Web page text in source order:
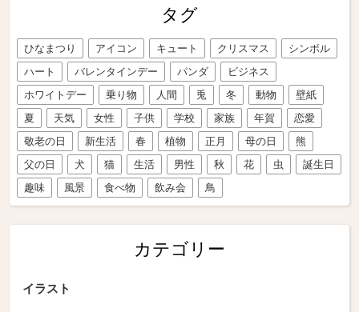
タグ
ひなまつり アイコン キュート クリスマス
シンボル
ハート
バレンタインデー パンダ
ビジネス
ホワイトデー
乗り物 人間 兎 冬 動物
壁紙
夏
天気 女性 子供 学校 家族 年賀
恋愛
敬老の日
新生活 春 植物 正月 母の日
熊
父の日
犬 猫 生活 男性 秋 花 虫
誕生日
趣味
風景 食べ物 飲み会 鳥
カテゴリー
イラスト